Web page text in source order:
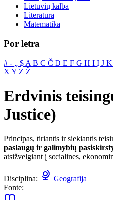
Lietuvių kalba
Literatūra
Matematika
Por letra
# ‐ „ $ A B C Č D E F G H I Į J K
X Y Z Ž
Erdvinis
Justice)
Principas, tiriantis ir siekiantis
paslaugų ir galimybių
atsižvelgiant į socialines,
Disciplina:
Geografija
Fonte: